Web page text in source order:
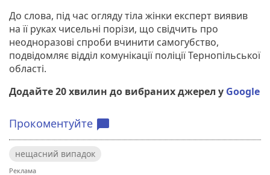
До слова, під час огляду тіла жінки експерт виявив
на її руках чисельні порізи, що свідчить про
неодноразові спроби вчинити самогубство,
подвідомляє відділ комунікації поліції Тернопільської
області.
Додайте 20 хвилин до вибраних джерел у Google
Прокоментуйте chat_bubble
нещасний випадок